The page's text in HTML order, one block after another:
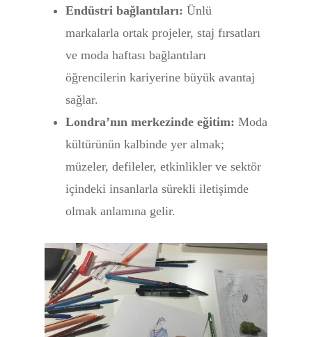
Endüstri bağlantıları: Ünlü
markalarla ortak projeler, staj fırsatları
ve moda haftası bağlantıları
öğrencilerin kariyerine büyük avantaj
sağlar.
Londra’nın merkezinde eğitim: Moda
kültürünün kalbinde yer almak;
müzeler, defileler, etkinlikler ve sektör
içindeki insanlarla sürekli iletişimde
olmak anlamına gelir.